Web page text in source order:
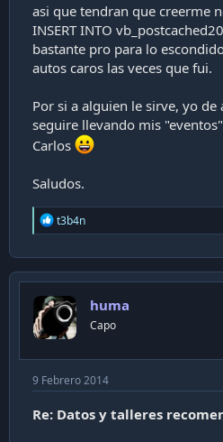
asi que tendran que creerme
INSERT INTO
bastante pro para lo
autos caros las veces que fui.
Por si a alguien le sirve, yo de
seguire llevando mis
Carlos
Saludos.
R
e
c
t
o
n
s
t3b4n
huma
Capo
9 Febrero 2014
Re: Datos y talleres